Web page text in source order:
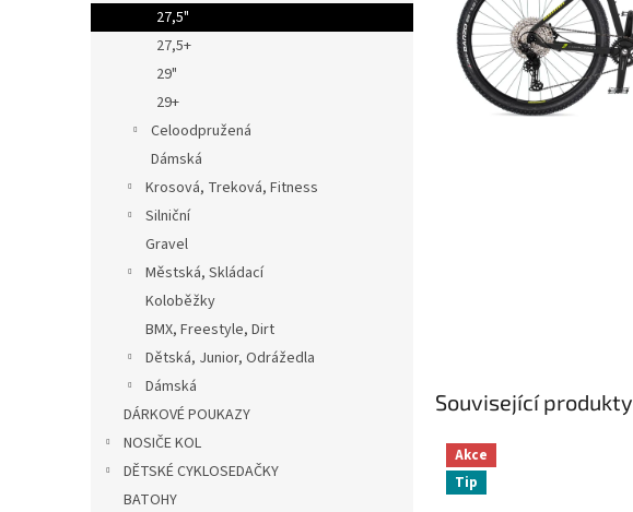
n
e
27,5"
27,5+
29"
29+
Celoodpružená
Dámská
Krosová, Treková, Fitness
Silniční
Gravel
Městská, Skládací
Koloběžky
BMX, Freestyle, Dirt
Dětská, Junior, Odrážedla
Dámská
DÁRKOVÉ POUKAZY
NOSIČE KOL
DĚTSKÉ CYKLOSEDAČKY
BATOHY
Související produkty
Akce
Tip